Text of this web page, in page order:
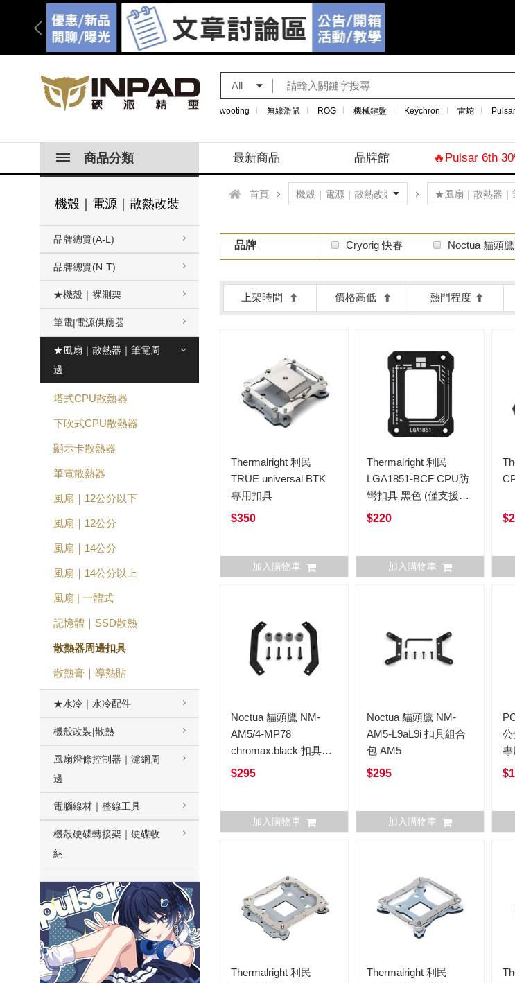
All
wooting 無線滑鼠 ROG 機械鍵盤 Keychron 雷蛇 Pulsar
商品分類 最新商品 品牌館 🔥Pulsar 6th
機殼｜電源｜散熱改裝
品牌總覽(A-L)
品牌總覽(N-T)
★機殼｜裸測架
筆電|電源供應器
★風扇｜散熱器｜筆電周
邊
塔式CPU散熱器
下吹式CPU散熱器
顯示卡散熱器
筆電散熱器
風扇｜12公分以下
風扇｜12公分
風扇｜14公分
風扇｜14公分以上
風扇 | 一體式
記憶體｜SSD散熱
散熱器周邊扣具
散熱膏｜導熱貼
★水冷｜水冷配件
機殼改裝|散熱
風扇燈條控制器｜濾網周
邊
電腦線材｜整線工具
機殼硬碟轉接架｜硬碟收
納
首頁
品牌 Cryorig 快睿 Noctua 貓頭鷹
上架時間 價格高低 熱門程度
Thermalright 利民
TRUE universal BTK
專用扣具
$350
加入購物車
Thermalright 利民
LGA1851-BCF CPU防
彎扣具 黑色 (僅支援K
型號1851的CPU)
$220
加入購物車
Noctua 貓頭鷹 NM-
AM5/4-MP78
chromax.black 扣具組
合包 AM5 AM4
$295
加入購物車
Noctua 貓頭鷹 NM-
AM5-L9aL9i 扣具組合
包 AM5
$295
加入購物車
公
專
Thermalright 利民
Thermalright 利民